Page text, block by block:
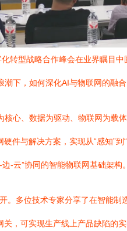
转型战略合作峰会在业界瞩
下，如何深化AI与物联网的融
心、数据为驱动、物联网为
件与解决方案，实现从“感知”
-云”协同的智能物联网基础架构。
。多位技术专家分享了在智能
，可实现生产线上产品缺陷